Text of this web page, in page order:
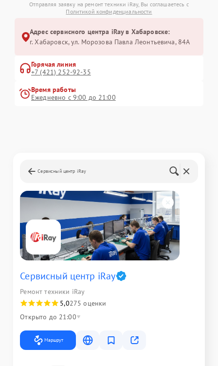
Отправляя заявку на ремонт техники iRay, Вы соглашаетесь с
Политикой конфиденциальности
Адрес сервисного центра iRay в Хабаровске:
г. Хабаровск, ул. Морозова Павла Леонтьевича, 84А
Горячая линия
+7 (421) 252-92-35
Время работы
Ежедневно с 9:00 до 21:00
Сервисный центр iRay
Сервисный центр iRay
Ремонт техники iRay
5,0275 оценки
Открыто до 21:00
Маршрут